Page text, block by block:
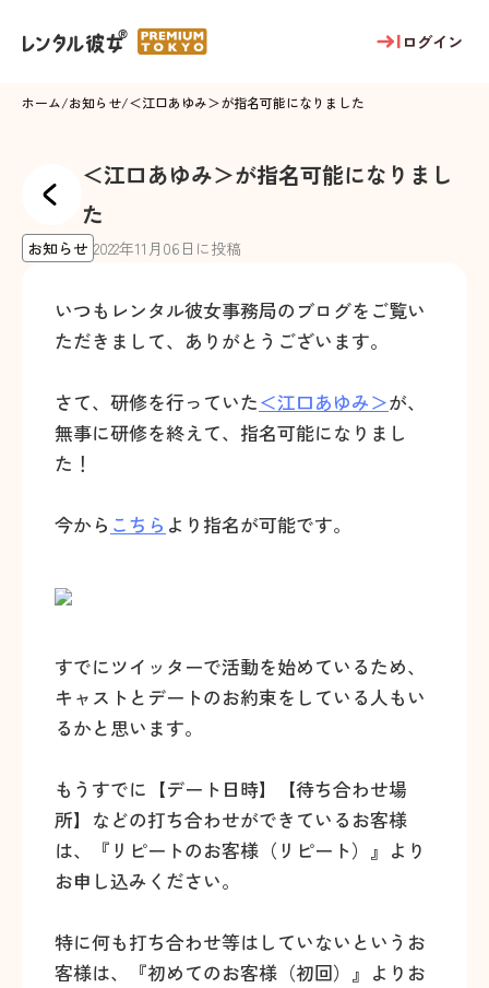
ログイン
ホーム/お知らせ/＜江口あゆみ＞が指名可能になりました
＜江口あゆみ＞が指名可能になりまし
た
お知らせ 2022年11 月 06 日に投稿
いつもレンタル彼女事務局のブログをご覧い
ただきまして、ありがとうございます。
さて、研修を行っていた＜江口あゆみ＞が、
無事に研修を終えて、指名可能になりまし
た！
今から こちら より指名が可能です。
すでにツイッターで活動を始めているため、
キャストとデートのお約束をしている人もい
るかと思います。
もうすでに【デート日時】【待ち合わせ場
所】などの打ち合わせができているお客様
は、『リピートのお客様（リピート）』より
お申し込みください。
特に何も打ち合わせ等はしていないというお
客様は、『初めてのお客様（初回）』よりお